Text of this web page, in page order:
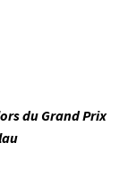
du Grand Prix